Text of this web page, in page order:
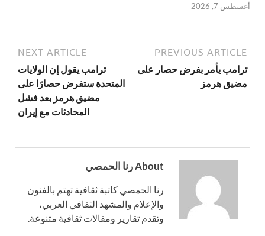
أغسطس 7, 2026
PREVIOUS ARTICLE
ترامب يأمر بفرض حصار على
مضيق هرمز
NEXT ARTICLE
ترامب يقول إن الولايات
المتحدة ستفرض حصارًا على
مضيق هرمز بعد فشل
المحادثات مع إيران
About رنا الحمصي
رنا الحمصي كاتبة ثقافية تهتم بالفنون
والإعلام والمشهد الثقافي العربي،
وتقدم تقارير ومقالات ثقافية متنوعة.